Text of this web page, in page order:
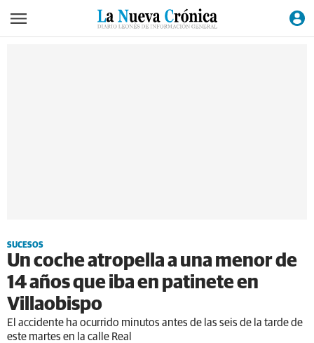
SUCESOS
Un coche atropella a una menor de
14 años que iba en patinete en
Villaobispo
El accidente ha ocurrido minutos antes de las seis de la tarde de
este martes en la calle Real